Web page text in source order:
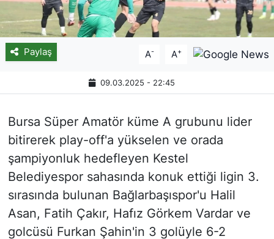
Paylaş A- A+
09.03.2025 - 22:45
Bursa Süper Amatör küme A grubunu lider
bitirerek play-off'a yükselen ve orada
şampiyonluk hedefleyen Kestel
Belediyespor sahasında konuk ettiği ligin 3.
sırasında bulunan Bağlarbaşıspor'u Halil
Asan, Fatih Çakır, Hafız Görkem Vardar ve
golcüsü Furkan Şahin'in 3 golüyle 6-2